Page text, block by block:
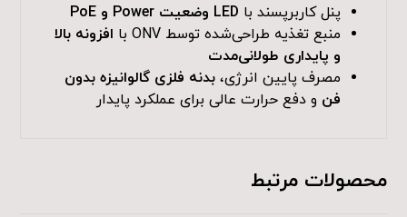
پنل کاربرپسند با LED وضعیت Power و PoE
منبع تغذیه طراحی‌شده توسط ONV با
افزونه بالا
و پایداری طولانی‌مدت
مصرف پایین انرژی،بدنه فلزی گالوانیزه بدون
فن و دفع حرارت عالی برای عملکرد پایدار
محصولات مرتبط